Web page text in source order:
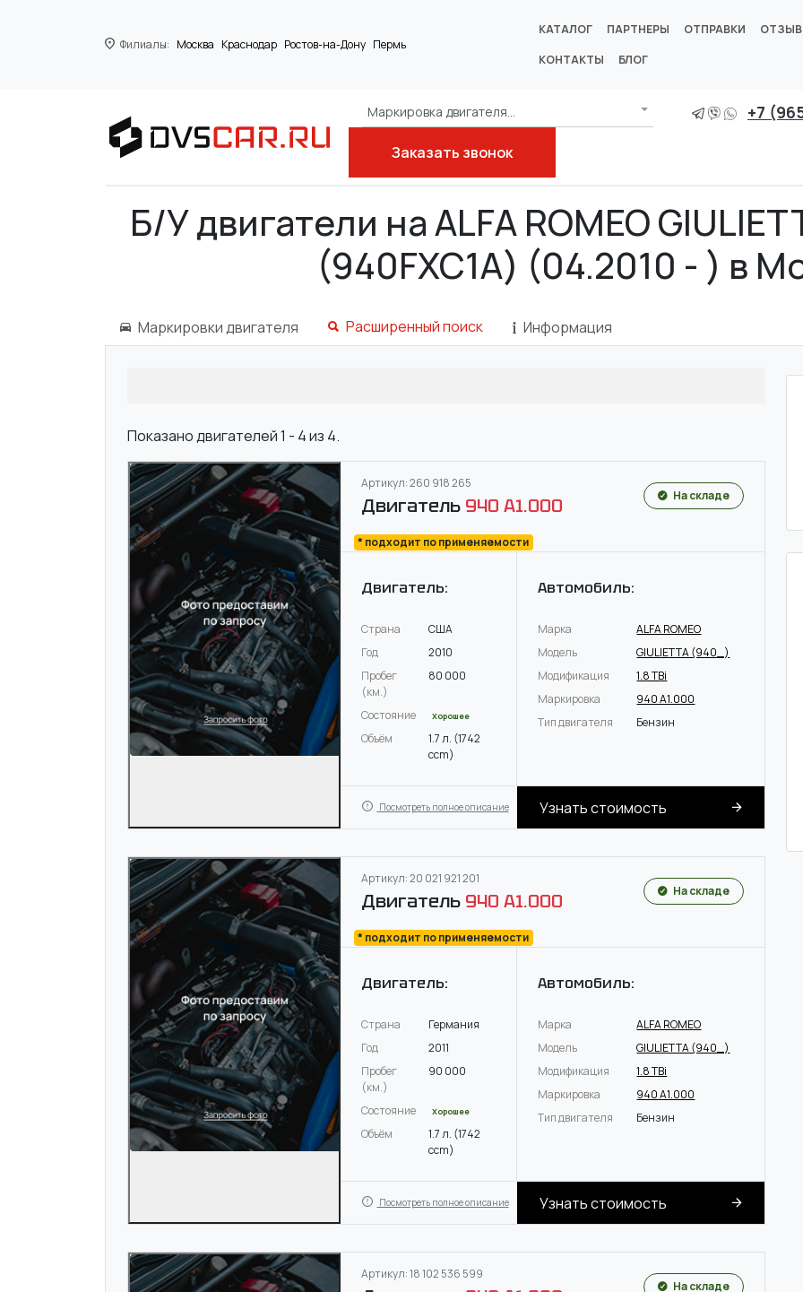
Филиалы: Москва Краснодар Ростов-на-Дону Пермь
КАТАЛОГ ПАРТНЕРЫ ОТПРАВКИ
КОНТАКТЫ
БЛОГ
Маркировка двигателя... +7
Заказать звонок
Главная
Б/У двигатели на ALFA ROMEO
(940FXC1A) (04.2010 - ) в
Маркировки двигателя Расширенный поиск Информация
Показано двигателей 1 - 4 из 4.
Артикул: 260 918 265
Двигатель 940 A1.000
* подходит по применяемости
На складе
Двигатель:
Страна
США
Год
2010
Пробег
(км.)
80 000
Состояние Хорошее
Объём
1.7 л. (1742
ccm)
Автомобиль:
Марка
ALFA ROMEO
Модель
GIULIETTA (940_)
Модификация
1.8 TBi
Маркировка
940 A1.000
Тип двигателя
Бензин
Посмотреть полное описание Узнать стоимость
Артикул: 20 021 921 201
Двигатель 940 A1.000
* подходит по применяемости
На складе
Двигатель:
Страна
Германия
Год
2011
Пробег
(км.)
90 000
Состояние Хорошее
Объём
1.7 л. (1742
ccm)
Автомобиль:
Марка
ALFA ROMEO
Модель
GIULIETTA (940_)
Модификация
1.8 TBi
Маркировка
940 A1.000
Тип двигателя
Бензин
Посмотреть полное описание Узнать стоимость
Артикул: 18 102 536 599
На складе